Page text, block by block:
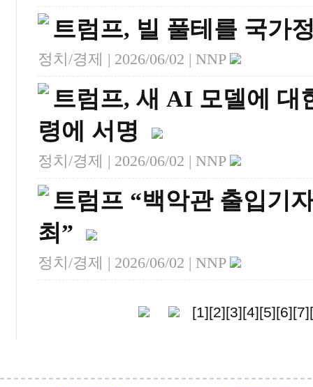
트럼프, 빌 풀테를 국가
정치/경제 | 2026/06/02 | NNP
트럼프, 새 AI 모델에 대
령에 서명
정치/경제 | 2026/06/02 | NNP
트럼프 “백악관 출입기
최”
정치/경제 | 2026/06/02 | NNP
[1][2][3][4][5][6][7]